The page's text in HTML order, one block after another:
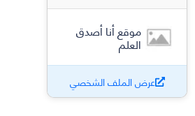
موقع أنا أصدق
العلم
عرض الملف الشخصي